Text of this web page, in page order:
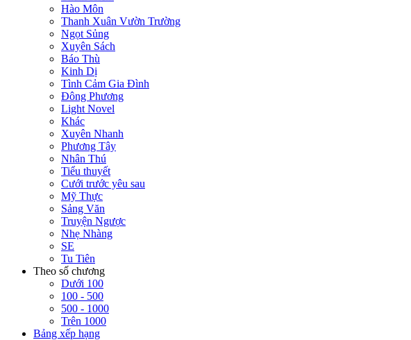
Hào Môn
Thanh Xuân Vườn Trường
Ngọt Sủng
Xuyên Sách
Báo Thù
Kinh Dị
Tình Cảm Gia Đình
Đông Phương
Light Novel
Khác
Xuyên Nhanh
Phương Tây
Nhân Thú
Tiểu thuyết
Cưới trước yêu sau
Mỹ Thực
Sảng Văn
Truyện Ngược
Nhẹ Nhàng
SE
Tu Tiên
Theo số chương
Dưới 100
100 - 500
500 - 1000
Trên 1000
Bảng xếp hạng